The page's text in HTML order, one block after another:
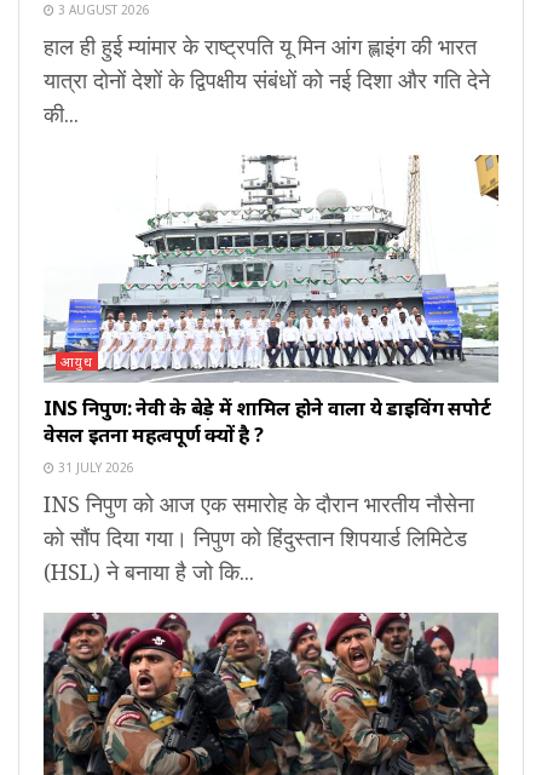
3 AUGUST 2026
हाल ही हुई म्यांमार के राष्ट्रपति यू मिन आंग ह्लाइंग की भारत
यात्रा दोनों देशों के द्विपक्षीय संबंधों को नई दिशा और गति देने
की...
आयुध
INS निपुण: नेवी के बेड़े में शामिल होने वाला ये डाइविंग सपोर्ट
वेसल इतना महत्वपूर्ण क्यों है ?
31 JULY 2026
INS निपुण को आज एक समारोह के दौरान भारतीय नौसेना
को सौंप दिया गया। निपुण को हिंदुस्तान शिपयार्ड लिमिटेड
(HSL) ने बनाया है जो कि...